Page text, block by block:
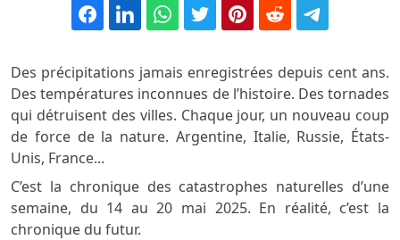
Des précipitations jamais enregistrées depuis cent ans.
Des températures inconnues de l’histoire. Des tornades
qui détruisent des villes. Chaque jour, un nouveau coup
de force de la nature. Argentine, Italie, Russie, États-
Unis, France...
C’est la chronique des catastrophes naturelles d’une
semaine, du 14 au 20 mai 2025. En réalité, c’est la
chronique du futur.